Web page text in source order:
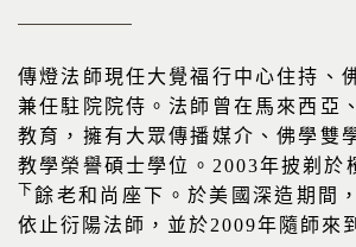
傳燈法師現任大覺福行中心住持、
兼任駐院院侍。法師曾在馬來西亞
教育，擁有大眾傳播媒介、佛學雙
教學榮譽碩士學位。 2003年披剃於
下餘老和尚座下。於美國深造期間
依止衍陽法師，並於2009年隨師來